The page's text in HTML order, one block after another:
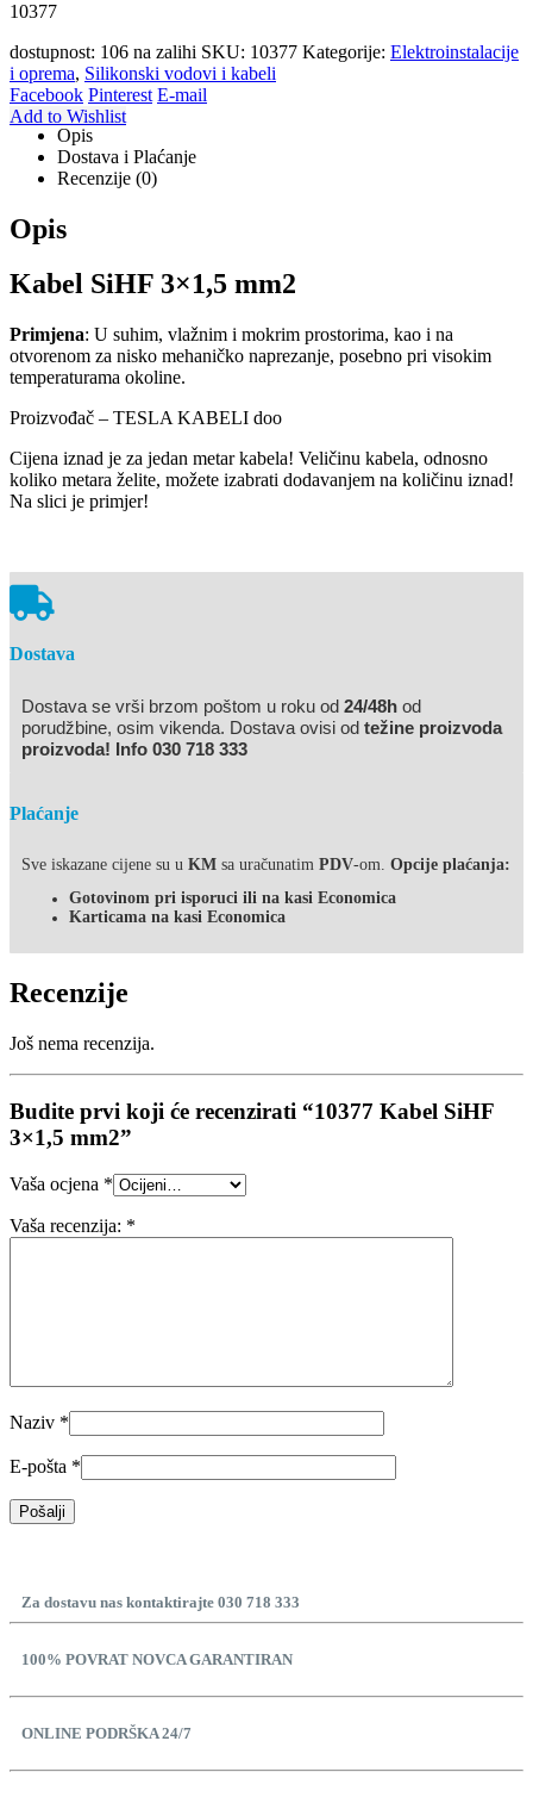
10377
dostupnost: 106 na zalihi SKU: 10377 Kategorije: Elektroinstalacije
i oprema, Silikonski vodovi i kabeli
Facebook Pinterest E-mail
Add to Wishlist
Opis
Dostava i Plaćanje
Recenzije (0)
Opis
Kabel SiHF 3×1,5 mm2
Primjena: U suhim, vlažnim i mokrim prostorima, kao i na
otvorenom za nisko mehaničko naprezanje, posebno pri visokim
temperaturama okoline.
Proizvođač – TESLA KABELI doo
Cijena iznad je za jedan metar kabela! Veličinu kabela, odnosno
koliko metara želite, možete izabrati dodavanjem na količinu iznad!
Na slici je primjer!
Dostava
Dostava se vrši brzom poštom u roku od 24/48h od
porudžbine, osim vikenda. Dostava ovisi od težine proizvoda
proizvoda! Info 030 718 333
Plaćanje
Sve iskazane cijene su u KM sa uračunatim PDV-om. Opcije plaćanja:
Gotovinom pri isporuci ili na kasi Economica
Karticama na kasi Economica
Recenzije
Još nema recenzija.
Budite prvi koji će recenzirati “10377 Kabel SiHF
3×1,5 mm2”
Vaša ocjena *
Vaša recenzija: *
Naziv *
E-pošta *
Za dostavu nas kontaktirajte 030 718 333
100% POVRAT NOVCA GARANTIRAN
ONLINE PODRŠKA 24/7